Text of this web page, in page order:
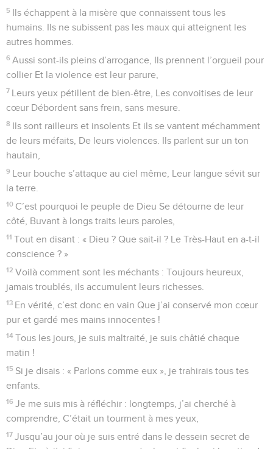
5 Ils échappent à la misère que connaissent tous les
humains. Ils ne subissent pas les maux qui atteignent les
autres hommes.
6 Aussi sont-ils pleins d’arrogance, Ils prennent l’orgueil pour
collier Et la violence est leur parure,
7 Leurs yeux pétillent de bien-être, Les convoitises de leur
cœur Débordent sans frein, sans mesure.
8 Ils sont railleurs et insolents Et ils se vantent méchamment
de leurs méfaits, De leurs violences. Ils parlent sur un ton
hautain,
9 Leur bouche s’attaque au ciel même, Leur langue sévit sur
la terre.
10 C’est pourquoi le peuple de Dieu Se détourne de leur
côté, Buvant à longs traits leurs paroles,
11 Tout en disant : « Dieu ? Que sait-il ? Le Très-Haut en a-t-il
conscience ? »
12 Voilà comment sont les méchants : Toujours heureux,
jamais troublés, ils accumulent leurs richesses.
13 En vérité, c’est donc en vain Que j’ai conservé mon cœur
pur et gardé mes mains innocentes !
14 Tous les jours, je suis maltraité, je suis châtié chaque
matin !
15 Si je disais : « Parlons comme eux », je trahirais tous tes
enfants.
16 Je me suis mis à réfléchir : longtemps, j’ai cherché à
comprendre, C’était un tourment à mes yeux,
17 Jusqu’au jour où je suis entré dans le dessein secret de